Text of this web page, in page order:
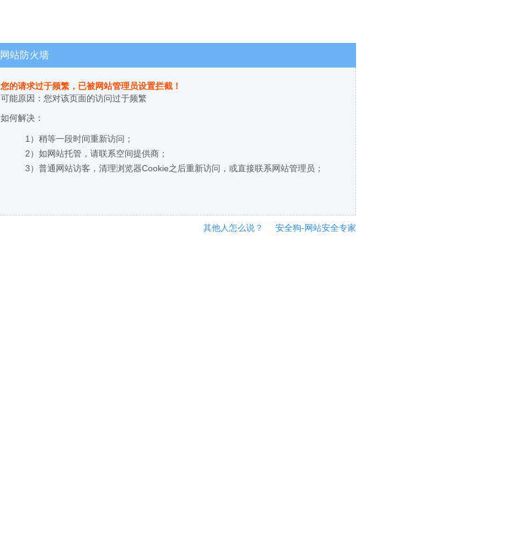
网站防火墙
您的请求过于频繁，已被网站管理员设置拦截！
可能原因：您对该页面的访问过于频繁
如何解决：
1）稍等一段时间重新访问；
2）如网站托管，请联系空间提供商；
3）普通网站访客，清理浏览器Cookie之后重新访问，或直接联系网站管理员；
其他人怎么说？ 安全狗-网站安全专家